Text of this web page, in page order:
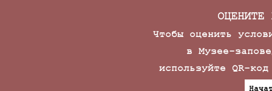
ОЦЕНИТЕ
Чтобы оценить
в Музее-
используйте QR-